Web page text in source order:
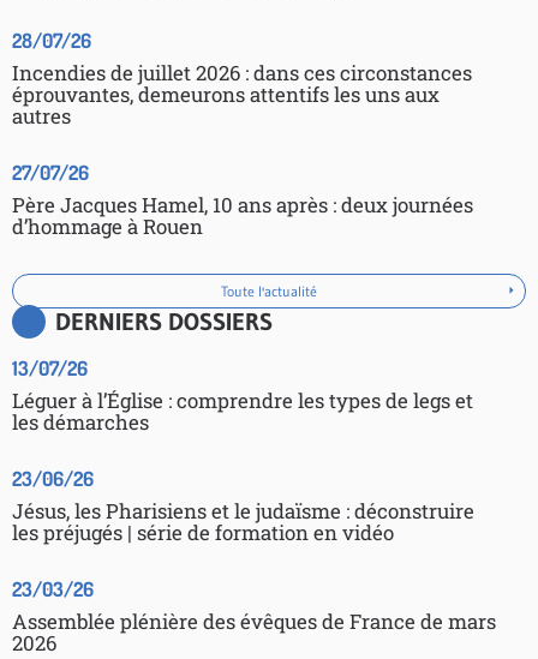
28/07/26
Incendies de juillet 2026 : dans ces circonstances
éprouvantes, demeurons attentifs les uns aux
autres
27/07/26
Père Jacques Hamel, 10 ans après : deux journées
d’hommage à Rouen
Toute l'actualité
DERNIERS DOSSIERS
13/07/26
Léguer à l’Église : comprendre les types de legs et
les démarches
23/06/26
Jésus, les Pharisiens et le judaïsme : déconstruire
les préjugés | série de formation en vidéo
23/03/26
Assemblée plénière des évêques de France de mars
2026